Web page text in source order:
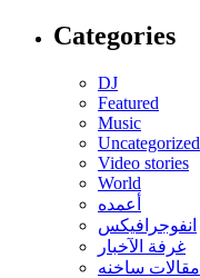
Categories
DJ
Featured
Music
Uncategorized
Video stories
World
أعمده
انفوجرافيكس
غرفة الآخبار
مقالات ساخنه